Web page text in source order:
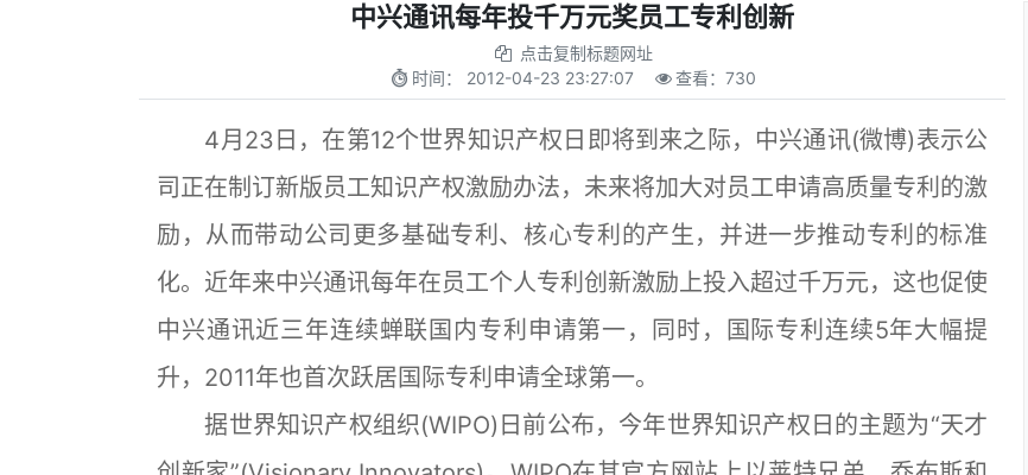
中兴通讯每年投千万元奖员工专利创新
点击复制标题网址
时间： 2012-04-23 23:27:07 查看：730
4月23日，在第12个世界知识产权日即将到来之际，中兴通讯(微博)表示公
司正在制订新版员工知识产权激励办法，未来将加大对员工申请高质量专利的激
励，从而带动公司更多基础专利、核心专利的产生，并进一步推动专利的标准
化。近年来中兴通讯每年在员工个人专利创新激励上投入超过千万元，这也促使
中兴通讯近三年连续蝉联国内专利申请第一，同时，国际专利连续5年大幅提
升，2011年也首次跃居国际专利申请全球第一。
据世界知识产权组织(WIPO)日前公布，今年世界知识产权日的主题为“天才